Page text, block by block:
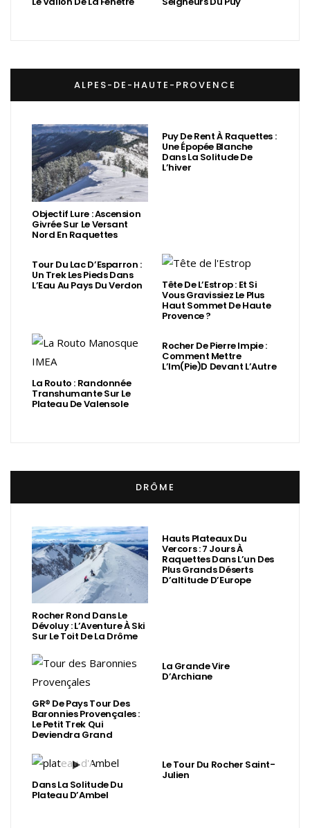
ALPES-DE-HAUTE-PROVENCE
Objectif Lure : Ascension
Givrée Sur Le Versant
Nord En Raquettes
Puy De Rent À Raquettes :
Une Épopée Blanche
Dans La Solitude De
L’hiver
Tour Du Lac D’Esparron :
Un Trek Les Pieds Dans
L’Eau Au Pays Du Verdon Tête De L’Estrop : Et Si
Vous Gravissiez Le Plus
Haut Sommet De Haute
Provence ?
La Routo : Randonnée
Transhumante Sur Le
Plateau De Valensole
Rocher De Pierre Impie :
Comment Mettre
L’Im(Pie)d Devant L’Autre
DRÔME
Rocher Rond Dans Le
Dévoluy : L’Aventure À Ski
Sur Le Toit De La Drôme
Hauts Plateaux Du
Vercors : 7 Jours À
Raquettes Dans L’un Des
Plus Grands Déserts
D’altitude D’Europe
GR® De Pays Tour Des
Baronnies Provençales :
Le Petit Trek Qui
Deviendra Grand
La Grande Vire
D’Archiane
Dans La Solitude Du
Plateau D’Ambel
Le Tour Du Rocher Saint-
Julien